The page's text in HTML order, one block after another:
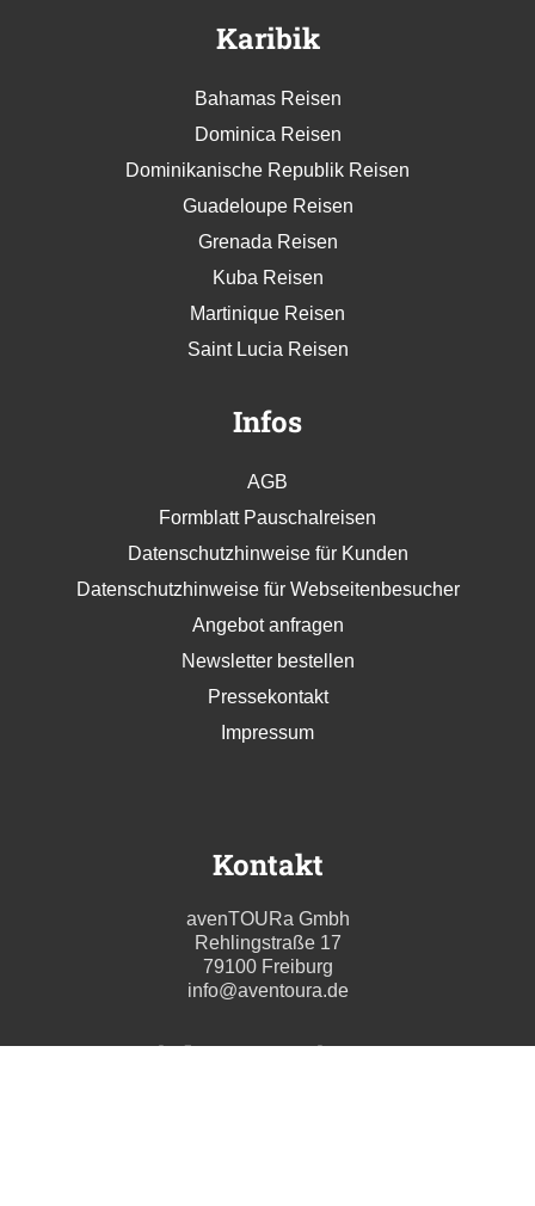
Karibik
Bahamas Reisen
Dominica Reisen
Dominikanische Republik Reisen
Guadeloupe Reisen
Grenada Reisen
Kuba Reisen
Martinique Reisen
Saint Lucia Reisen
Infos
AGB
Formblatt Pauschalreisen
Datenschutzhinweise für Kunden
Datenschutzhinweise für Webseitenbesucher
Angebot anfragen
Newsletter bestellen
Pressekontakt
Impressum
Kontakt
avenTOURa Gmbh
Rehlingstraße 17
79100 Freiburg
info@aventoura.de
Wir beraten Sie gern